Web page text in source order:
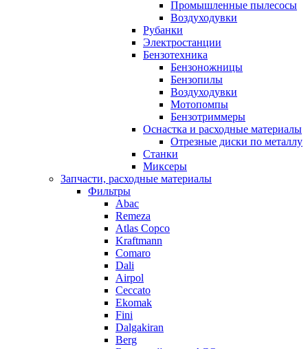
Промышленные пылесосы
Воздуходувки
Рубанки
Электростанции
Бензотехника
Бензоножницы
Бензопилы
Воздуходувки
Мотопомпы
Бензотриммеры
Оснастка и расходные материалы
Отрезные диски по металлу
Станки
Миксеры
Запчасти, расходные материалы
Фильтры
Abac
Remeza
Atlas Copco
Kraftmann
Comaro
Dali
Airpol
Ceccato
Ekomak
Fini
Dalgakiran
Berg